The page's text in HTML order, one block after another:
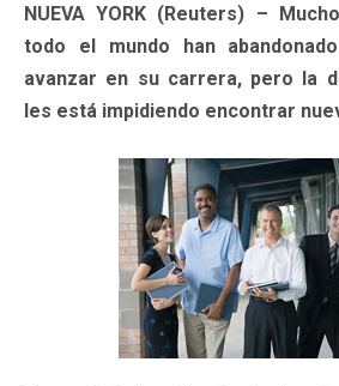
NUEVA YORK (Reuters) –
todo el mundo han
avanzar en su carrera, pero la
les está impidiendo encontrar